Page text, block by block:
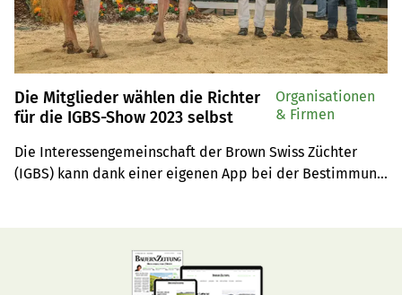
Die Mitglieder wählen die Richter
für die IGBS-Show 2023 selbst
Die Interessengemeinschaft der Brown Swiss Züchter
(IGBS) kann dank einer eigenen App bei der Bestimmung
Organisationen
& Firmen